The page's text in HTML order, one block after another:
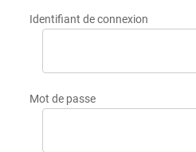
Identifiant de connexion
Mot de passe